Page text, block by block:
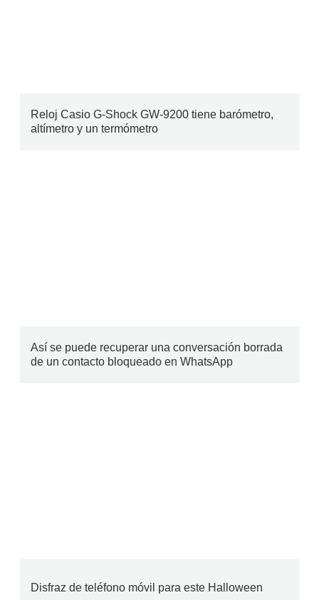
Reloj Casio G-Shock GW-9200 tiene barómetro,
altímetro y un termómetro
Así se puede recuperar una conversación borrada
de un contacto bloqueado en WhatsApp
Disfraz de teléfono móvil para este Halloween